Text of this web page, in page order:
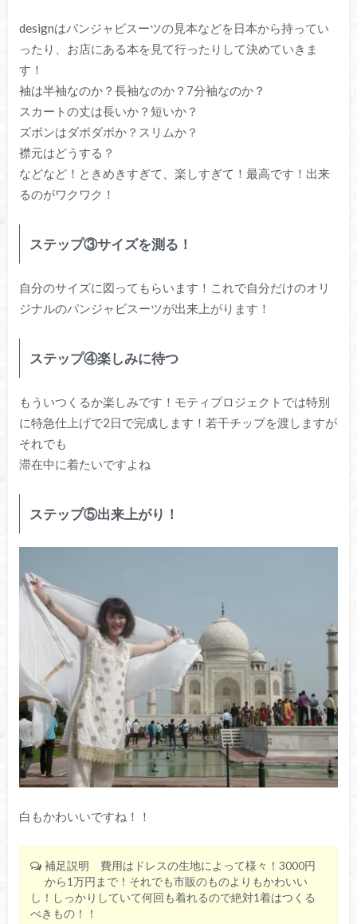
designはパンジャビスーツの見本などを日本から持ってい
ったり、お店にある本を見て行ったりして決めていきま
す！
袖は半袖なのか？長袖なのか？7分袖なのか？
スカートの丈は長いか？短いか？
ズボンはダボダボか？スリムか？
襟元はどうする？
などなど！ときめきすぎて、楽しすぎて！最高です！出来
るのがワクワク！
ステップ③サイズを測る！
自分のサイズに図ってもらいます！これで自分だけのオリ
ジナルのパンジャビスーツが出来上がります！
ステップ④楽しみに待つ
もういつくるか楽しみです！モティプロジェクトでは特別
に特急仕上げで2日で完成します！若干チップを渡しますが
それでも
滞在中に着たいですよね
ステップ⑤出来上がり！
白もかわいいですね！！
補足説明 費用はドレスの生地によって様々！3000円
から1万円まで！それでも市販のものよりもかわいい
し！しっかりしていて何回も着れるので絶対1着はつくる
べきもの！！